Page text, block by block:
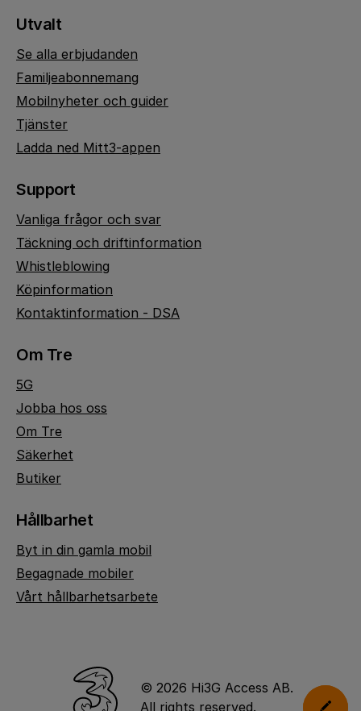
Utvalt
Se alla erbjudanden
Familjeabonnemang
Mobilnyheter och guider
Tjänster
Ladda ned Mitt3-appen
Support
Vanliga frågor och svar
Täckning och driftinformation
Whistleblowing
Köpinformation
Kontaktinformation - DSA
Om Tre
5G
Jobba hos oss
Om Tre
Säkerhet
Butiker
Hållbarhet
Byt in din gamla mobil
Begagnade mobiler
Vårt hållbarhetsarbete
© 2026 Hi3G Access AB.
All rights reserved.